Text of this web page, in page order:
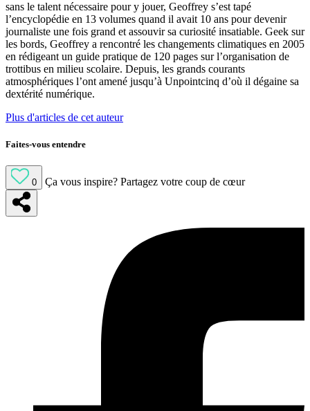
sans le talent nécessaire pour y jouer, Geoffrey s’est tapé
l’encyclopédie en 13 volumes quand il avait 10 ans pour devenir
journaliste une fois grand et assouvir sa curiosité insatiable. Geek sur
les bords, Geoffrey a rencontré les changements climatiques en 2005
en rédigeant un guide pratique de 120 pages sur l’organisation de
trottibus en milieu scolaire. Depuis, les grands courants
atmosphériques l’ont amené jusqu’à Unpointcinq d’où il dégaine sa
dextérité numérique.
Plus d'articles de cet auteur
Faites-vous entendre
0 Ça vous inspire? Partagez votre coup de cœur